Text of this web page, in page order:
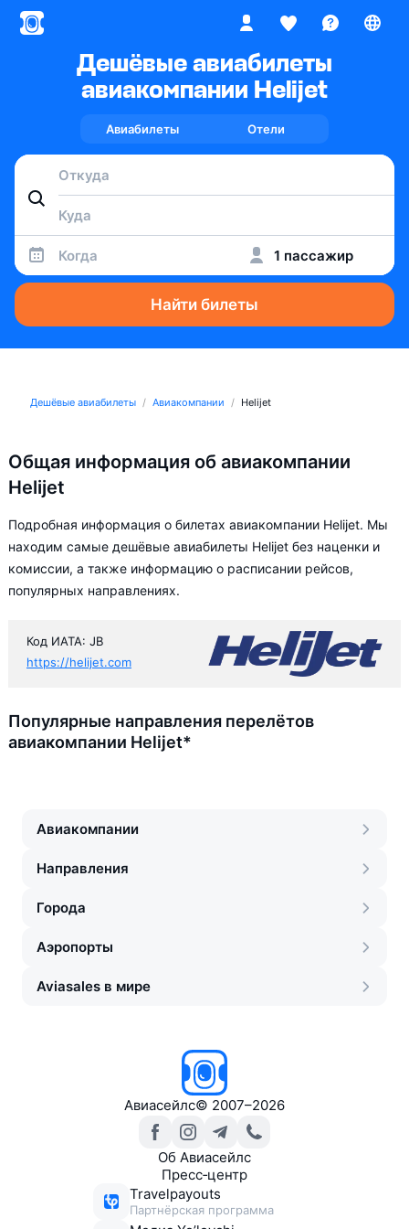
Дешёвые авиабилеты
авиакомпании Helijet
Авиабилеты Отели
Когда 1 пассажир
Найти билеты
Дешёвые авиабилеты Авиакомпании Helijet
Общая информация об авиакомпании
Helijet
Подробная информация о билетах авиакомпании Helijet. Мы
находим самые дешёвые авиабилеты Helijet без наценки и
комиссии, а также информацию о расписании рейсов,
популярных направлениях.
Код ИАТА: JB
https://helijet.com
Популярные направления перелётов
авиакомпании Helijet*
Авиакомпании
Направления
Города
Аэропорты
Aviasales в мире
Авиасейлс© 2007–2026
Об Авиасейлс
Пресс‑центр
Travelpayouts
Партнёрская программа